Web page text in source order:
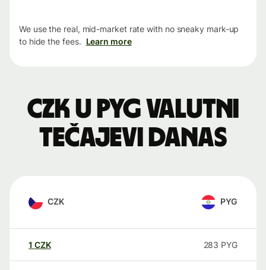
We use the real, mid-market rate with no sneaky mark-up
to hide the fees. Learn more
CZK u PYG valutni
tečajevi danas
CZK PYG
1 CZK 283 PYG